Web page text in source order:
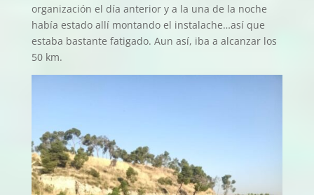
organización el día anterior y a la una de la noche
había estado allí montando el instalache…así que
estaba bastante fatigado. Aun así, iba a alcanzar los
50 km.